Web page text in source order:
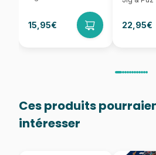
15,95€ 22,95€
Ces produits
intéresser